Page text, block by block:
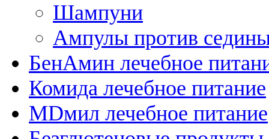
Шампуни
Ампулы против
БенАмин лечебное
Комида лечебное питание
MDмил лечебное питание